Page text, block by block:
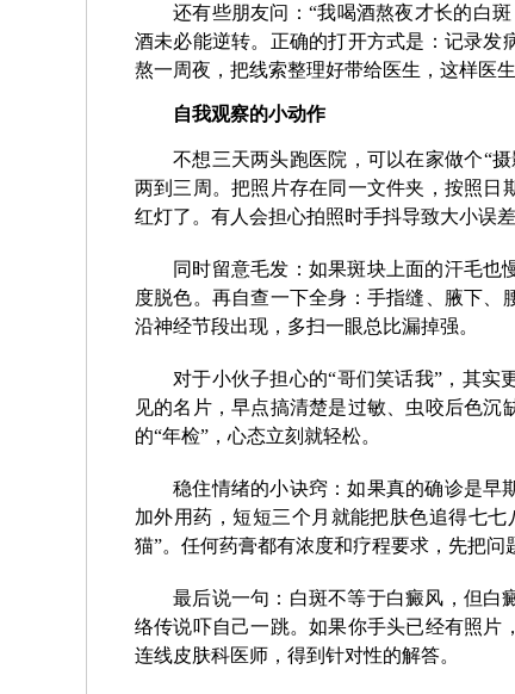
还有些朋友问：“我喝酒熬夜才长的白
酒未必能逆转。正确的打开方式是：记录发
熬一周夜，把线索整理好带给医生，这样医生
自我观察的小动作
不想三天两头跑医院，可以在家做个“
两到三周。把照片存在同一文件夹，按照日
红灯了。有人会担心拍照时手抖导致大小误
同时留意毛发：如果斑块上面的汗毛也
度脱色。再自查一下全身：手指缝、腋下
沿神经节段出现，多扫一眼总比漏掉强。
对于小伙子担心的“哥们笑话我”，其
见的名片，早点搞清楚是过敏、虫咬后色
的“年检”，心态立刻就轻松。
稳住情绪的小诀窍：如果真的确诊是早
加外用药，短短三个月就能把肤色追得七
猫”。任何药膏都有浓度和疗程要求，先把问
最后说一句：白斑不等于白癜风，但白
络传说吓自己一跳。如果你手头已经有照片
连线皮肤科医师，得到针对性的解答。